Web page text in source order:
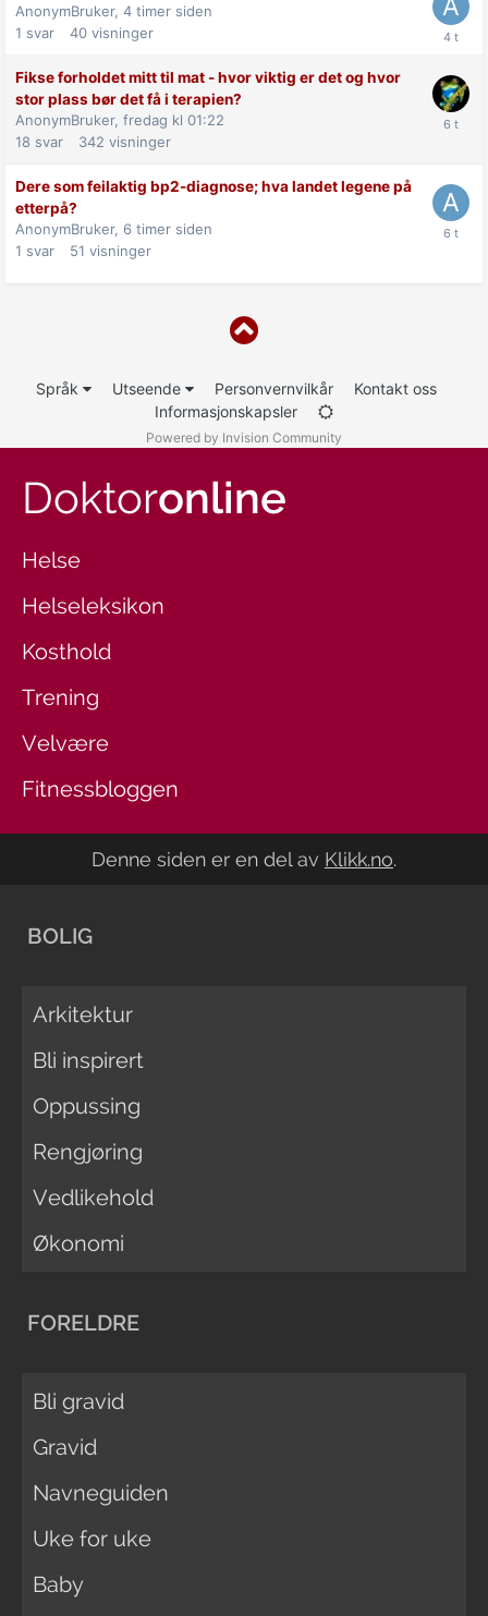
AnonymBruker, 4 timer siden
1 svar 40 visninger
Fikse forholdet mitt til mat - hvor viktig er det og hvor
stor plass bør det få i terapien?
AnonymBruker, fredag kl 01:22
18 svar 342 visninger
Dere som feilaktig bp2-diagnose; hva landet legene på
etterpå?
AnonymBruker, 6 timer siden
1 svar 51 visninger
Språk Utseende Personvernvilkår
Kontakt oss
Informasjonskapsler
Powered by Invision Community
Doktoronline
Helse
Helseleksikon
Kosthold
Trening
Velvære
Fitnessbloggen
Denne siden er en del av Klikk.no.
BOLIG
Arkitektur
Bli inspirert
Oppussing
Rengjøring
Vedlikehold
Økonomi
FORELDRE
Bli gravid
Gravid
Navneguiden
Uke for uke
Baby